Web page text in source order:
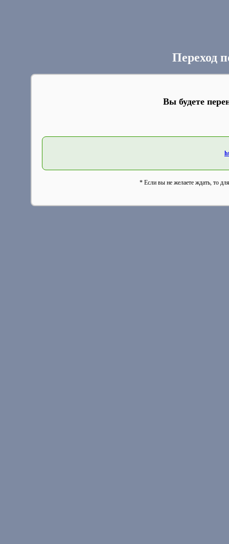
Переход
Вы будете
* Если вы не желаете ждать, то